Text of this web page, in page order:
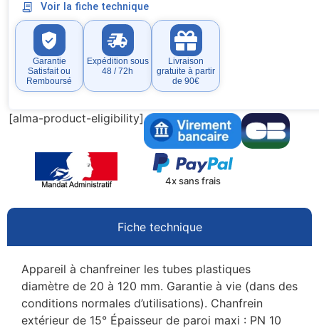
Voir la fiche technique
Garantie
Satisfait ou
Remboursé
Expédition sous
48 / 72h
Livraison
gratuite à partir
de 90€
[alma-product-eligibility]
4x sans frais
Fiche technique
Appareil à chanfreiner les tubes plastiques
diamètre de 20 à 120 mm. Garantie à vie (dans des
conditions normales d’utilisations). Chanfrein
extérieur de 15° Épaisseur de paroi maxi : PN 10